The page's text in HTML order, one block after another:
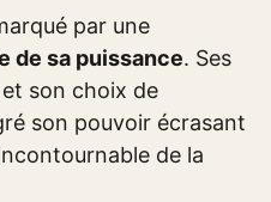
par une
de sa puissance. Ses
son choix de
son pouvoir écrasant
de la